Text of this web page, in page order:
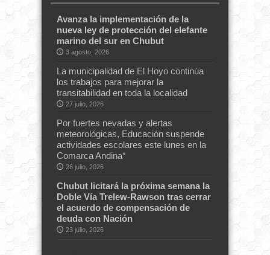
Avanza la implementación de la
nueva ley de protección del elefante
marino del sur en Chubut
3 agosto, 2026
La municipalidad de El Hoyo continúa
los trabajos para mejorar la
transitabilidad en toda la localidad
27 julio, 2026
Por fuertes nevadas y alertas
meteorológicas, Educación suspende
actividades escolares este lunes en la
Comarca Andina*
26 julio, 2026
Chubut licitará la próxima semana la
Doble Vía Trelew-Rawson tras cerrar
el acuerdo de compensación de
deuda con Nación
23 julio, 2026